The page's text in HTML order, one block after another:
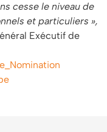
cesse le niveau de
et particuliers »,
Exécutif de